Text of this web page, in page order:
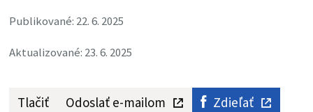
Publikované: 22. 6. 2025
Aktualizované: 23. 6. 2025
Tlačiť Odoslať e-mailom Zdieľať